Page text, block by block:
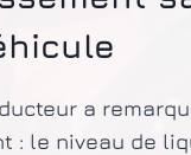
a
: le niveau de